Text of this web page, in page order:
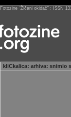
Fotozine “Žičani okidač” : ISSN
kliCkalica: arhiva: snimio